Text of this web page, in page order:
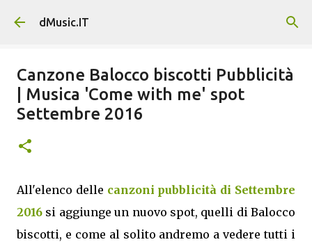
Passa ai contenuti principali
dMusic.IT
Canzone Balocco biscotti Pubblicità
| Musica 'Come with me' spot
Settembre 2016
All'elenco delle canzoni pubblicità di Settembre
2016 si aggiunge un nuovo spot, quelli di Balocco
biscotti, e come al solito andremo a vedere tutti i